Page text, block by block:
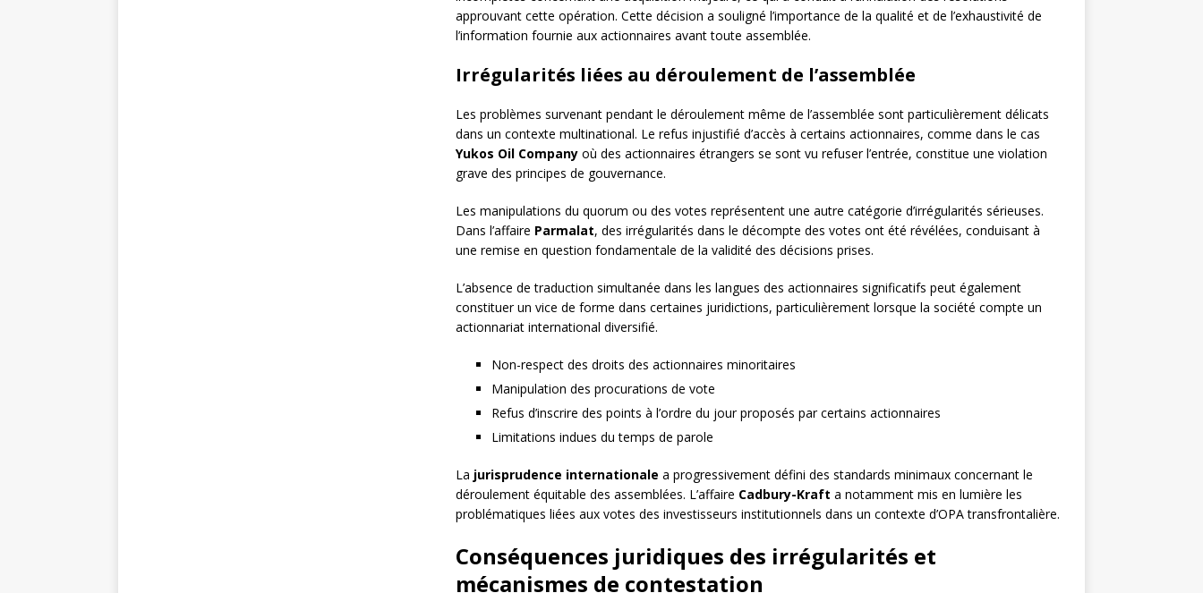
approuvant cette opération. Cette décision a souligné l’importance de la qualité et de l’exhaustivité de
l’information fournie aux actionnaires avant toute assemblée.
Irrégularités liées au déroulement de l’assemblée
Les problèmes survenant pendant le déroulement même de l’assemblée sont particulièrement délicats
dans un contexte multinational. Le refus injustifié d’accès à certains actionnaires, comme dans le cas
Yukos Oil Companyoù des actionnaires étrangers se sont vu refuser l’entrée, constitue une violation
grave des principes de gouvernance.
Les manipulations du quorum ou des votes représentent une autre catégorie d’irrégularités sérieuses.
Dans l’affaire Parmalat, des irrégularités dans le décompte des votes ont été révélées, conduisant à
une remise en question fondamentale de la validité des décisions prises.
L’absence de traduction simultanée dans les langues des actionnaires significatifs peut également
constituer un vice de forme dans certaines juridictions, particulièrement lorsque la société compte un
actionnariat international diversifié.
Non-respect des droits des actionnaires minoritaires
Manipulation des procurations de vote
Refus d’inscrire des points à l’ordre du jour proposés par certains actionnaires
Limitations indues du temps de parole
La jurisprudence internationale a progressivement défini des standards minimaux concernant le
déroulement équitable des assemblées. L’affaire Cadbury-Kraft a notamment mis en lumière les
problématiques liées aux votes des investisseurs institutionnels dans un contexte d’OPA transfrontalière.
Conséquences juridiques des irrégularités et
mécanismes de contestation